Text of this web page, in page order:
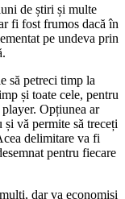
de știri și multe
fi fost frumos dacă în
pe undeva prin
să petreci timp la
și toate cele, pentru
Opțiunea ar
vă permite să treceți
delimitare va fi
pentru fiecare
dar va economisi